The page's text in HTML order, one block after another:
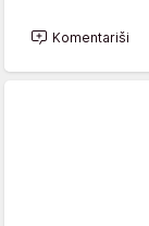
Komentariši